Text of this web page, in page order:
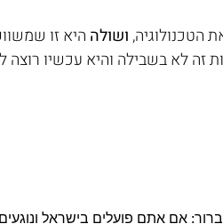
הטכנולוגיה, ושולה היא זו
זה לא בשבילה והיא עכשיו רוצה
אם אתם פועלים בישראל